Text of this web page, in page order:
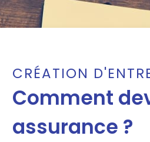
CRÉATION
Comment
assurance ?